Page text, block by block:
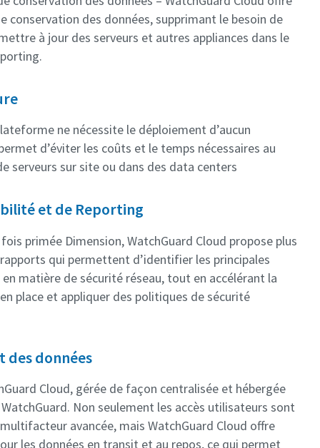
conservation des données, supprimant le besoin de
à jour des serveurs et autres appliances dans le
ne nécessite le déploiement d’aucun
d’éviter les coûts et le temps nécessaires au
serveurs sur site ou dans des data centers
et de Reporting
primée Dimension, WatchGuard Cloud propose plus
qui permettent d’identifier les principales
matière de sécurité réseau, tout en accélérant la
place et appliquer des politiques de sécurité
des données
Cloud, gérée de façon centralisée et hébergée
Non seulement les accès utilisateurs sont
avancée, mais WatchGuard Cloud offre
les données en transit et au repos, ce qui permet